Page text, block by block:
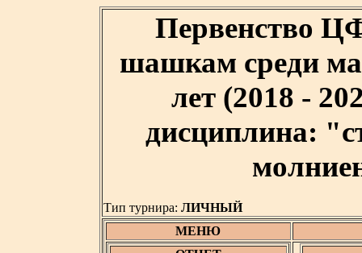
Первенство
шашкам среди
лет (2018 -
дисциплина:
Тип турнира: ЛИЧНЫЙ
МЕНЮ